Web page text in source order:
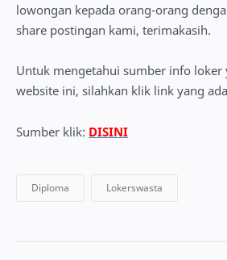
lowongan kepada orang-orang
share postingan kami, terimakasih.
Untuk mengetahui sumber info loker
website ini, silahkan klik link yang
Sumber klik: DISINI